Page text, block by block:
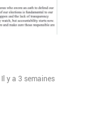
Il y a 3 semaines